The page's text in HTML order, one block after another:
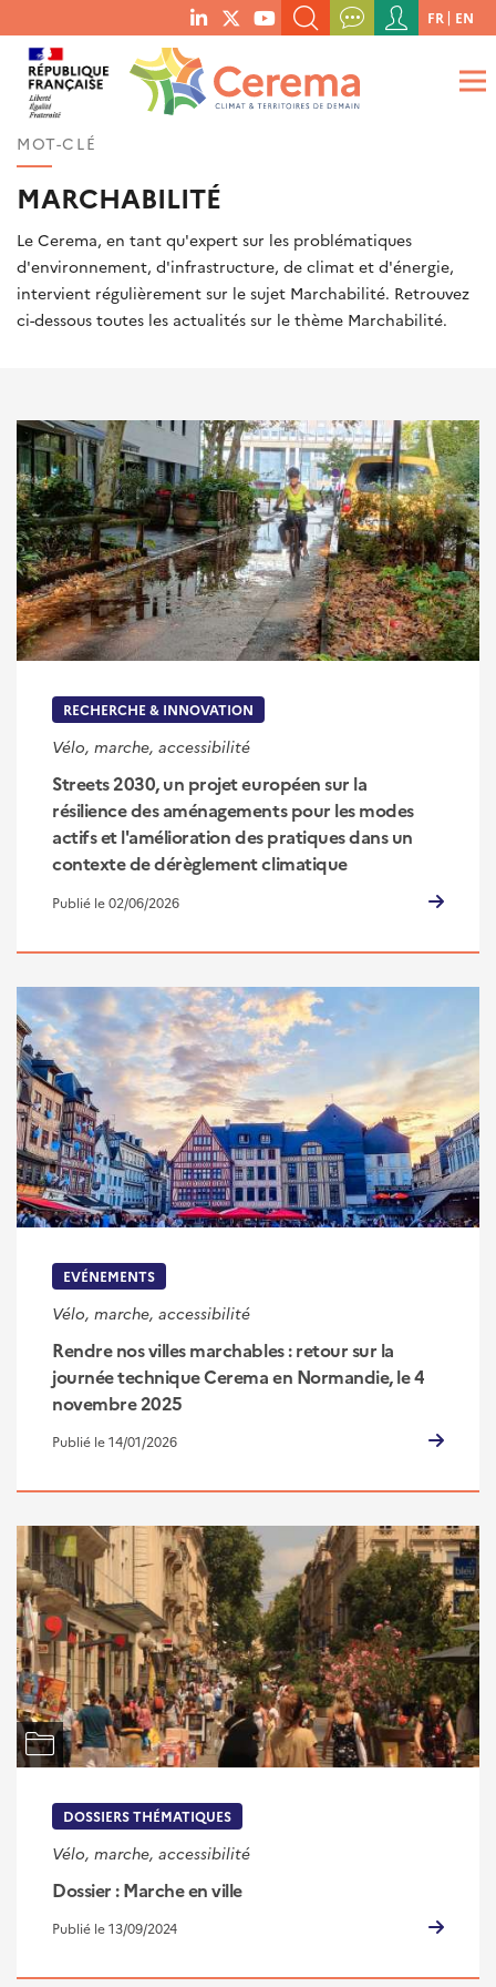
menu
social
links
RECHERCHER UN MOT-CLÉ, UNE PUBLICATION, ETC.
QUE RECHERCHEZ-VOUS ?
Menu
du
compte
de
FR EN
MOT-CLÉ
MARCHABILITÉ
Le Cerema, en tant qu'expert sur les problématiques
d'environnement, d'infrastructure, de climat et d'énergie,
intervient régulièrement sur le sujet Marchabilité. Retrouvez
ci-dessous toutes les actualités sur le thème Marchabilité.
RECHERCHE & INNOVATION
Vélo, marche, accessibilité
Streets 2030, un projet européen sur la
résilience des aménagements pour les modes
actifs et l'amélioration des pratiques dans un
contexte de dérèglement climatique
Publié le 02/06/2026
EVÉNEMENTS
Vélo, marche, accessibilité
Rendre nos villes marchables : retour sur la
journée technique Cerema en Normandie, le 4
novembre 2025
Publié le 14/01/2026
DOSSIERS THÉMATIQUES
Vélo, marche, accessibilité
Dossier : Marche en ville
Publié le 13/09/2024